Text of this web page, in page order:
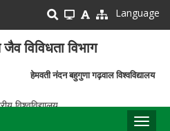
Language
विविधता विभाग
गढ़वाल विश्वविद्यालय